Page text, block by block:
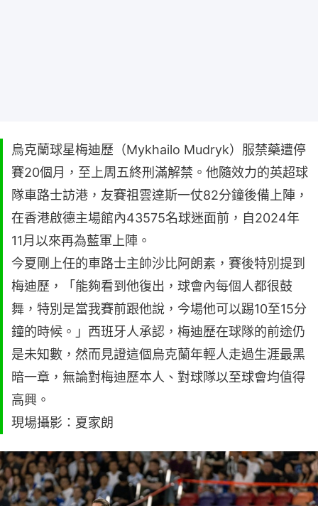
烏克蘭球星梅迪歷（Mykhailo Mudryk）服禁藥遭停
賽20個月，至上周五終刑滿解禁。他隨效力的英超球
隊車路士訪港，友賽祖雲達斯一仗82分鐘後備上陣，
在香港啟德主場館內43575名球迷面前，自2024年
11月以來再為藍軍上陣。
今夏剛上任的車路士主帥沙比阿朗素，賽後特別提到
梅迪歷，「能夠看到他復出，球會內每個人都很鼓
舞，特別是當我賽前跟他說，今場他可以踢10至15分
鐘的時候。」西班牙人承認，梅迪歷在球隊的前途仍
是未知數，然而見證這個烏克蘭年輕人走過生涯最黑
暗一章，無論對梅迪歷本人、對球隊以至球會均值得
高興。
現場攝影：夏家朗